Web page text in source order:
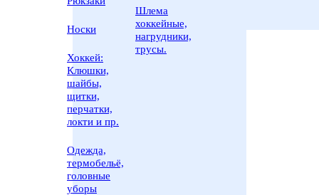
Носки
Хоккей:
Клюшки,
шайбы,
щитки,
перчатки,
локти и пр.
Одежда,
термобельё,
головные
уборы
Шлема
хоккейные,
нагрудники,
трусы.